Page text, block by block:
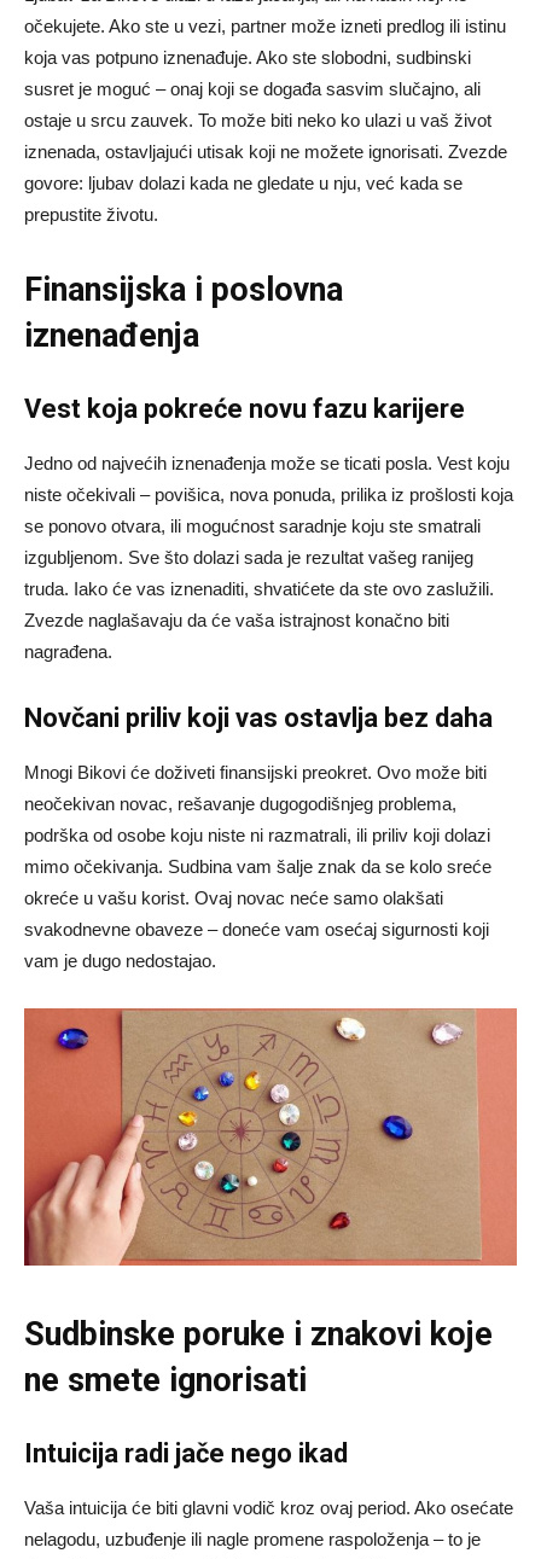
očekujete. Ako ste u vezi, partner može izneti predlog ili istinu
koja vas potpuno iznenađuje. Ako ste slobodni, sudbinski
susret je moguć – onaj koji se događa sasvim slučajno, ali
ostaje u srcu zauvek. To može biti neko ko ulazi u vaš život
iznenada, ostavljajući utisak koji ne možete ignorisati. Zvezde
govore: ljubav dolazi kada ne gledate u nju, već kada se
prepustite životu.
Finansijska i poslovna
iznenađenja
Vest koja pokreće novu fazu karijere
Jedno od najvećih iznenađenja može se ticati posla. Vest koju
niste očekivali – povišica, nova ponuda, prilika iz prošlosti koja
se ponovo otvara, ili mogućnost saradnje koju ste smatrali
izgubljenom. Sve što dolazi sada je rezultat vašeg ranijeg
truda. Iako će vas iznenaditi, shvatićete da ste ovo zaslužili.
Zvezde naglašavaju da će vaša istrajnost konačno biti
nagrađena.
Novčani priliv koji vas ostavlja bez daha
Mnogi Bikovi će doživeti finansijski preokret. Ovo može biti
neočekivan novac, rešavanje dugogodišnjeg problema,
podrška od osobe koju niste ni razmatrali, ili priliv koji dolazi
mimo očekivanja. Sudbina vam šalje znak da se kolo sreće
okreće u vašu korist. Ovaj novac neće samo olakšati
svakodnevne obaveze – doneće vam osećaj sigurnosti koji
vam je dugo nedostajao.
Sudbinske poruke i znakovi koje
ne smete ignorisati
Intuicija radi jače nego ikad
Vaša intuicija će biti glavni vodič kroz ovaj period. Ako osećate
nelagodu, uzbuđenje ili nagle promene raspoloženja – to je